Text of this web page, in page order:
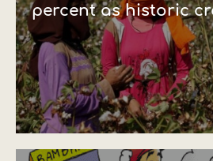
Πως θα μας βρείτε
ΑΚΟΛΟΥΘΗΣΤΕ ΜΑΣ
Πως θα μας βρείτε
ΑΚΟΛΟΥΘΗΣΤΕ ΜΑΣ
Πως θα μας βρείτε
ΑΚΟΛΟΥΘΗΣΤΕ ΜΑΣ
Πως θα μας βρείτε
ΑΚΟΛΟΥΘΗΣΤΕ ΜΑΣ
Πως θα μας βρείτε
ΑΚΟΛΟΥΘΗΣΤΕ ΜΑΣ
Πως θα μας βρείτε
ΑΚΟΛΟΥΘΗΣΤΕ ΜΑΣ
percent as historic